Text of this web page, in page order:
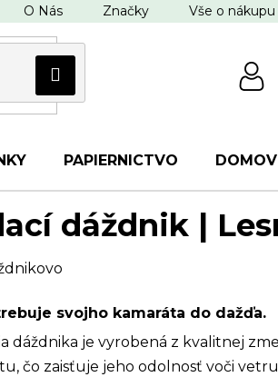
O Nás Značky Vše o nákupu
PAPIERNICTVO DOMOV
dáždnik |
svojho kamaráta do dažďa.
dáždnika je vyrobená z kvalitnej
čo zaisťuje jeho odolnosť voči